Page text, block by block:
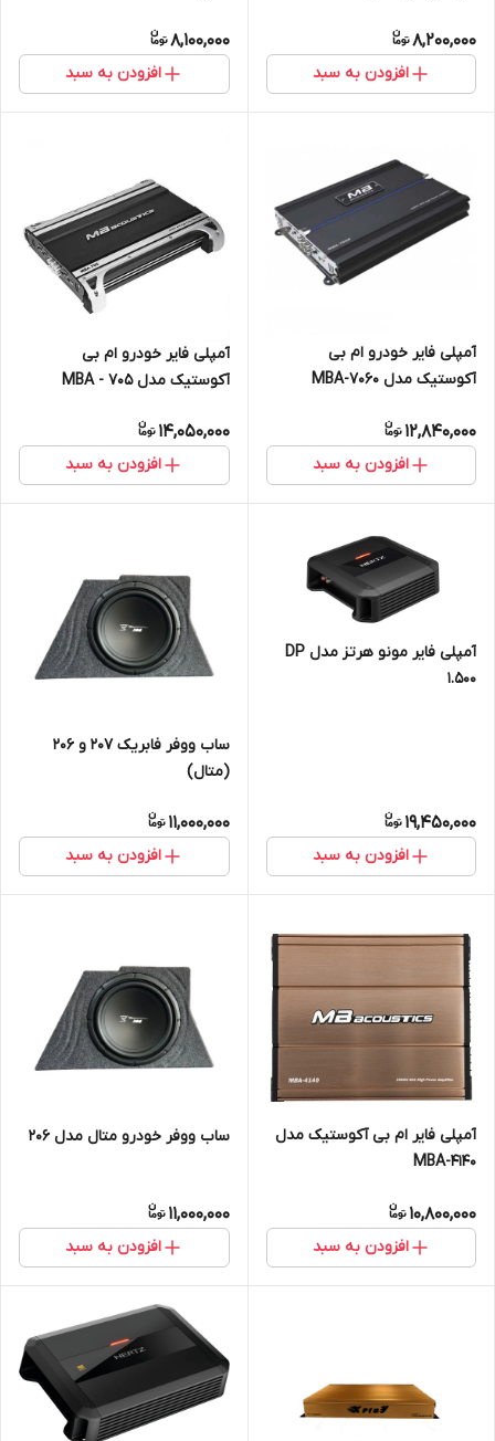
8,200,000
افزودن به سبد
8,100,000
افزودن به سبد
آمپلی فایر خودرو ام بی
آکوستیک مدل MBA-7060
12,840,000
افزودن به سبد
آمپلی فایر خودرو ام بی
آکوستیک مدل MBA - 705
14,050,000
افزودن به سبد
آمپلی فایر مونو هرتز مدل DP
1.500
19,450,000
افزودن به سبد
ساب ووفر فابریک 207 و 206
(متال)
11,000,000
افزودن به سبد
آمپلی فایر ام بی آکوستیک مدل
MBA-4140
10,800,000
افزودن به سبد
ساب ووفر خودرو متال مدل 206
11,000,000
افزودن به سبد